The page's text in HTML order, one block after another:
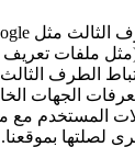
الثالث مثل
ملفات تعريف
الطرف
الجهات
المستخدم
لصلتها بموقعنا.